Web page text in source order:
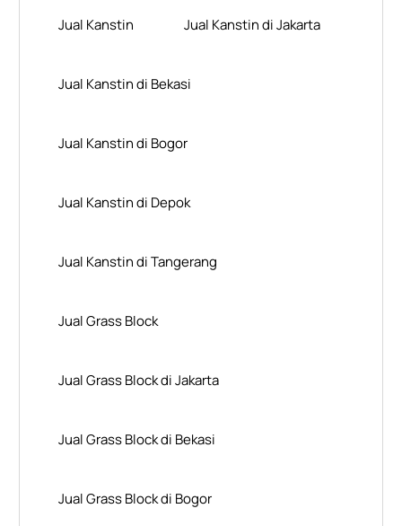
Jual Kanstin Jual Kanstin di Jakarta
Jual Kanstin di Bekasi
Jual Kanstin di Bogor
Jual Kanstin di Depok
Jual Kanstin di Tangerang
Jual Grass Block
Jual Grass Block di Jakarta
Jual Grass Block di Bekasi
Jual Grass Block di Bogor